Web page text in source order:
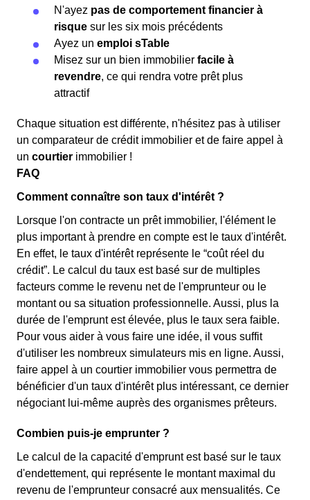
N'ayez pas de comportement financier à
risque sur les six mois précédents
Ayez un emploi sTable
Misez sur un bien immobilier facile à
revendre, ce qui rendra votre prêt plus
attractif
Chaque situation est différente, n'hésitez pas à utiliser
un comparateur de crédit immobilier et de faire appel à
un courtier immobilier !
FAQ
Comment connaître son taux d'intérêt ?
Lorsque l'on contracte un prêt immobilier, l'élément le
plus important à prendre en compte est le taux d'intérêt.
En effet, le taux d'intérêt représente le “coût réel du
crédit”. Le calcul du taux est basé sur de multiples
facteurs comme le revenu net de l'emprunteur ou le
montant ou sa situation professionnelle. Aussi, plus la
durée de l'emprunt est élevée, plus le taux sera faible.
Pour vous aider à vous faire une idée, il vous suffit
d'utiliser les nombreux simulateurs mis en ligne. Aussi,
faire appel à un courtier immobilier vous permettra de
bénéficier d'un taux d'intérêt plus intéressant, ce dernier
négociant lui-même auprès des organismes prêteurs.
Combien puis-je emprunter ?
Le calcul de la capacité d'emprunt est basé sur le taux
d'endettement, qui représente le montant maximal du
revenu de l'emprunteur consacré aux mensualités. Ce